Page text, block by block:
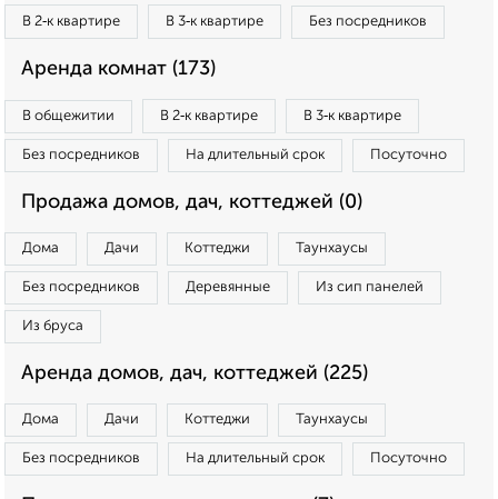
В 2‑к квартире В 3‑к квартире Без посредников
Аренда комнат (173)
В общежитии В 2‑к квартире В 3‑к квартире
Без посредников На длительный срок Посуточно
Продажа домов, дач, коттеджей (0)
Дома Дачи Коттеджи Таунхаусы
Без посредников Деревянные Из сип панелей
Из бруса
Аренда домов, дач, коттеджей (225)
Дома Дачи Коттеджи Таунхаусы
Без посредников На длительный срок Посуточно